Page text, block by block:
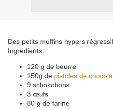
Des petits muffins hypers
Ingrédients:
120 g de beurre
150g de pistoles de
9 schokobons
3 œufs
80 g de farine